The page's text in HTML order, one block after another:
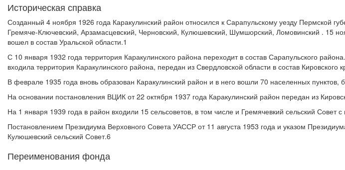
Историческая справка
Созданный 4 ноября 1926 года Каракулинский район относился к Сарапульскому уезду Пермской
Гремяче-Ключевский, Арзамасцевский, Черновский, Кулюшевский, Шумшорский, Ломовинский . 15
вошел в состав Уральской области.1
С 10 января 1932 года территория Каракулинского района переходит в состав Сарапульского
входила территория Каракулинского района, передан из Свердловской области в состав Кировского
В феврале 1935 года вновь образован Каракулинский район и в него вошли 70 населенных пунктов,
На основании постановления ВЦИК от 22 октября 1937 года Каракулинский район передан из
На 1 января 1939 года в район входили 15 сельсоветов, в том числе и Гремячевкий сельский
Постановлением Президиума Верховного Совета УАССР от 11 августа 1953 года и указом
Кулюшевский сельский Совет.6
Переименования фонда